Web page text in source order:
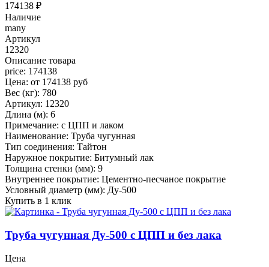
174138 ₽
Наличие
many
Артикул
12320
Описание товара
price: 174138
Цена: от 174138 руб
Вес (кг): 780
Артикул: 12320
Длина (м): 6
Примечание: с ЦПП и лаком
Наименование: Труба чугунная
Тип соединения: Тайтон
Наружное покрытие: Битумный лак
Толщина стенки (мм): 9
Внутреннее покрытие: Цементно-песчаное покрытие
Условный диаметр (мм): Ду-500
Купить в 1 клик
Труба чугунная Ду-500 с ЦПП и без лака
Цена